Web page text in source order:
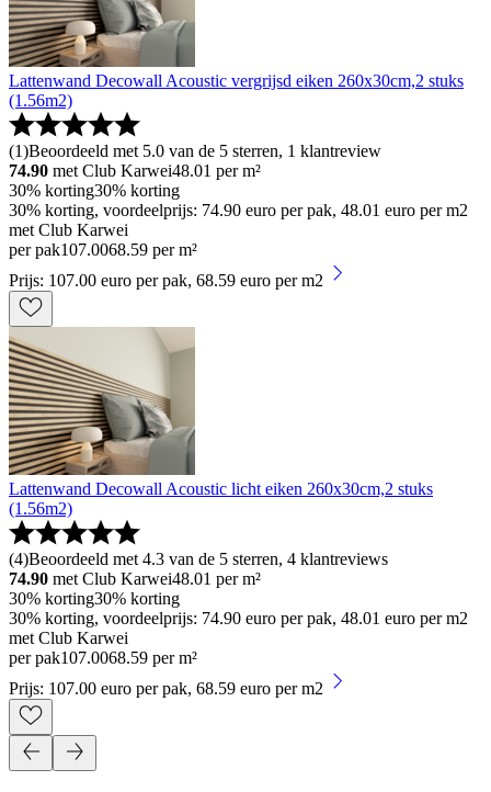
Lattenwand Decowall Acoustic vergrijsd eiken 260x30cm,2 stuks
(1.56m2)
(1)Beoordeeld met 5.0 van de 5 sterren, 1 klantreview
74.90 met Club Karwei48.01 per m²
30% korting30% korting
30% korting, voordeelprijs: 74.90 euro per pak, 48.01 euro per m2
met Club Karwei
per pak107.0068.59 per m²
Prijs: 107.00 euro per pak, 68.59 euro per m2
Lattenwand Decowall Acoustic licht eiken 260x30cm,2 stuks
(1.56m2)
(4)Beoordeeld met 4.3 van de 5 sterren, 4 klantreviews
74.90 met Club Karwei48.01 per m²
30% korting30% korting
30% korting, voordeelprijs: 74.90 euro per pak, 48.01 euro per m2
met Club Karwei
per pak107.0068.59 per m²
Prijs: 107.00 euro per pak, 68.59 euro per m2